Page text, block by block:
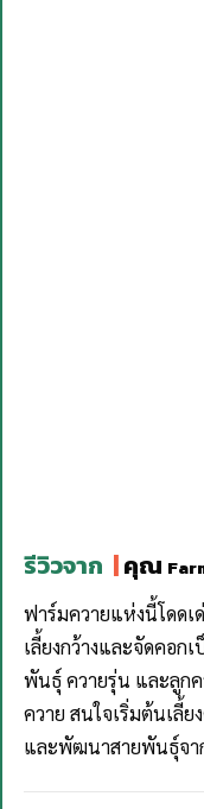
รีวิวจาก |คุณ
ฟาร์มควายแห่งนี้โดดเ
เลี้ยงกว้างและจัดคอ
พันธุ์ ควายรุ่น และลูก
ควาย สนใจเริ่มต้นเลี้ย
และพัฒนาสายพันธุ์จา